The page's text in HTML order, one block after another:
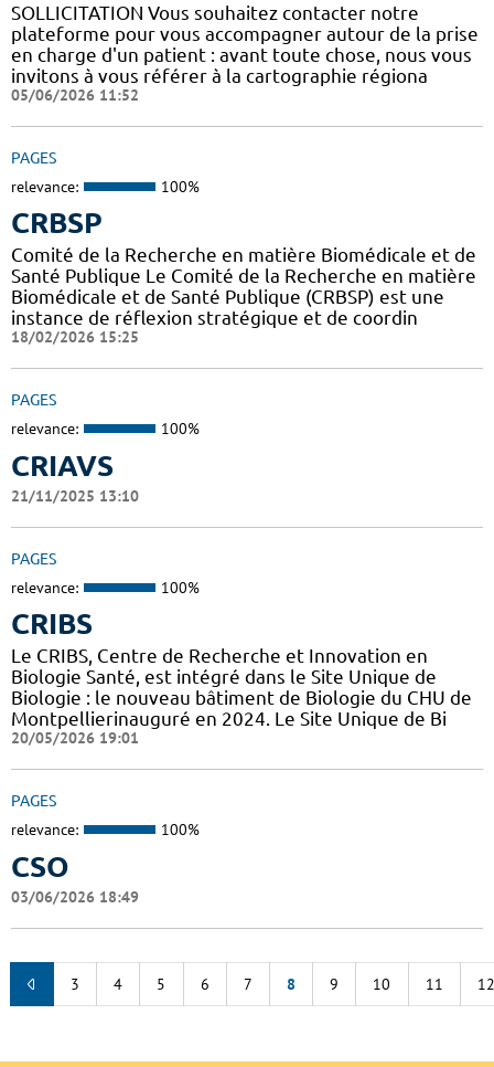
SOLLICITATION Vous souhaitez contacter notre
plateforme pour vous accompagner autour de la prise
en charge d'un patient : avant toute chose, nous vous
invitons à vous référer à la cartographie régiona
05/06/2026 11:52
PAGES
relevance: 100%
CRBSP
Comité de la Recherche en matière Biomédicale et de
Santé Publique Le Comité de la Recherche en matière
Biomédicale et de Santé Publique (CRBSP) est une
instance de réflexion stratégique et de coordin
18/02/2026 15:25
PAGES
relevance: 100%
CRIAVS
21/11/2025 13:10
PAGES
relevance: 100%
CRIBS
Le CRIBS, Centre de Recherche et Innovation en
Biologie Santé, est intégré dans le Site Unique de
Biologie : le nouveau bâtiment de Biologie du CHU de
Montpellierinauguré en 2024. Le Site Unique de Bi
20/05/2026 19:01
PAGES
relevance: 100%
CSO
03/06/2026 18:49
3 4 5 6 7 8 9 10 11 12